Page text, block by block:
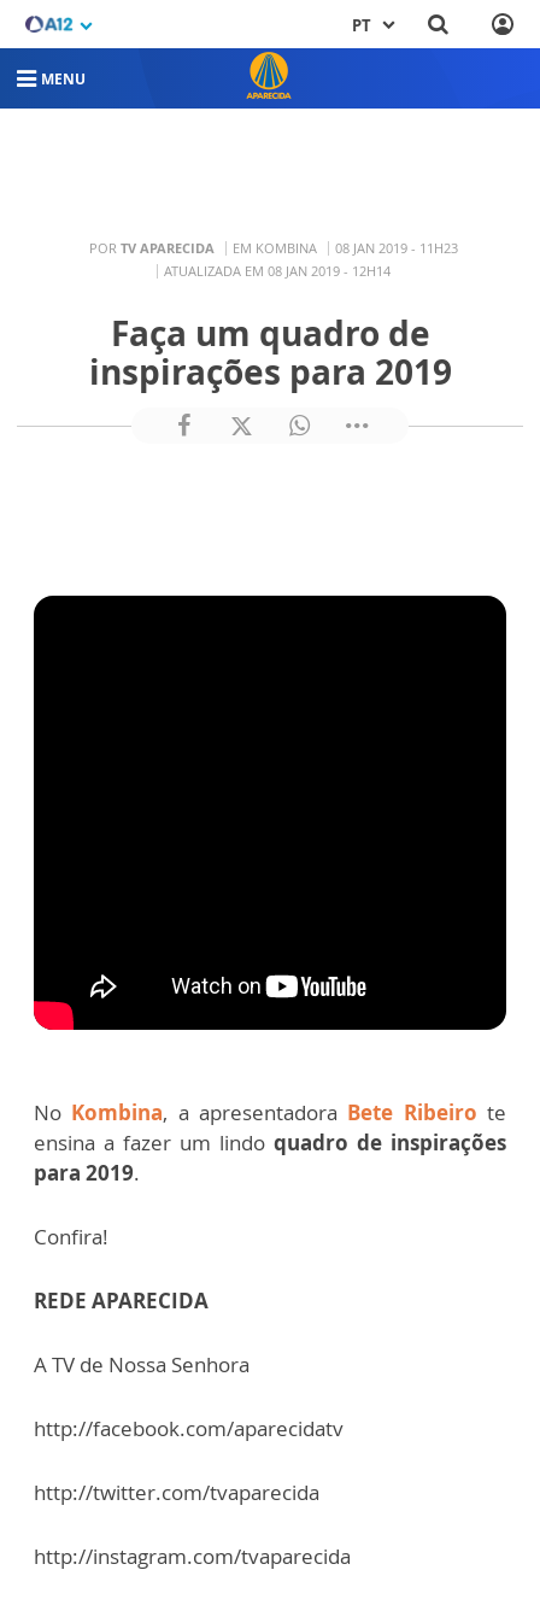
PT
MENU
POR TV APARECIDA EM KOMBINA
08 JAN 2019 - 11H23
ATUALIZADA EM 08 JAN 2019 - 12H14
Faça um quadro de
inspirações para 2019
No Kombina, a apresentadora Bete Ribeirote
ensina a fazer um lindo quadro de inspirações
para 2019.
Confira!
REDE APARECIDA
A TV de Nossa Senhora
http://facebook.com/aparecidatv
http://twitter.com/tvaparecida
http://instagram.com/tvaparecida